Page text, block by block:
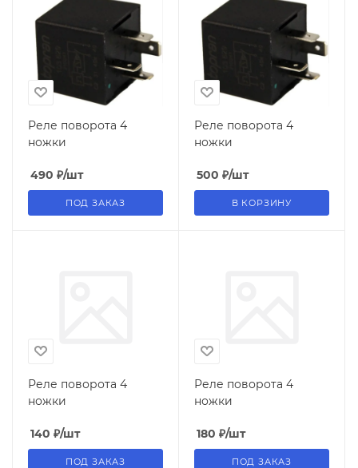
Реле поворота 4
ножки
490 ₽/шт
ПОД ЗАКАЗ
Реле поворота 4
ножки
500 ₽/шт
В КОРЗИНУ
Реле поворота 4
ножки
140 ₽/шт
ПОД ЗАКАЗ
Реле поворота 4
ножки
180 ₽/шт
ПОД ЗАКАЗ